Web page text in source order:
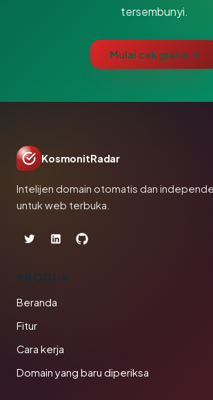
tersembunyi.
Mulai cek gratis →
KosmonitRadar
Intelijen domain otomatis dan
untuk web terbuka.
PRODUK
Beranda
Fitur
Cara kerja
Domain yang baru diperiksa